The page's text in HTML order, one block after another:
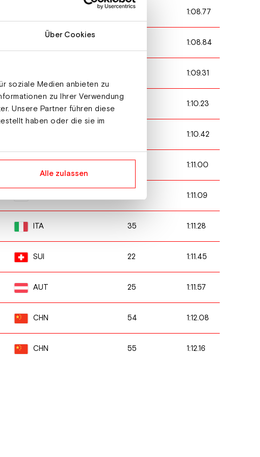
Über Cookies
soziale Medien anbieten zu
zu Ihrer Verwendung
Unsere Partner führen diese
haben oder die sie im
Alle zulassen
1:08.77
1:08.84
1:09.31
UKR 1:10.23
1:10.42
1:11.00
1:11.09
ITA 35 1:11.28
SUI 22 1:11.45
AUT 25 1:11.57
CHN 54 1:12.08
CHN 55 1:12.16